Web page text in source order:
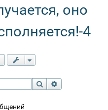
оно
4
Поиск